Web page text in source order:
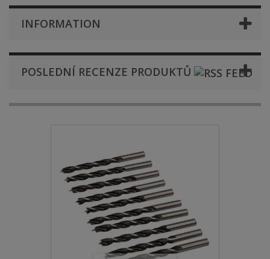
INFORMATION
POSLEDNÍ RECENZE PRODUKTŮ